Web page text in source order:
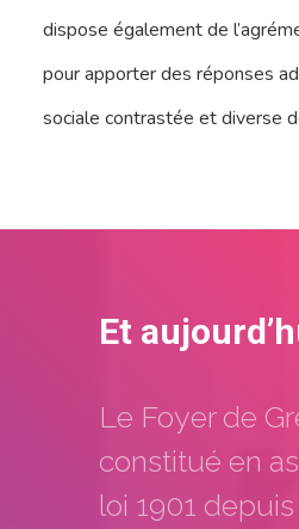
dispose également de
pour apporter des réponses
sociale contrastée et diverse
Et
Le Foyer de
constitué en
loi 1901 depuis